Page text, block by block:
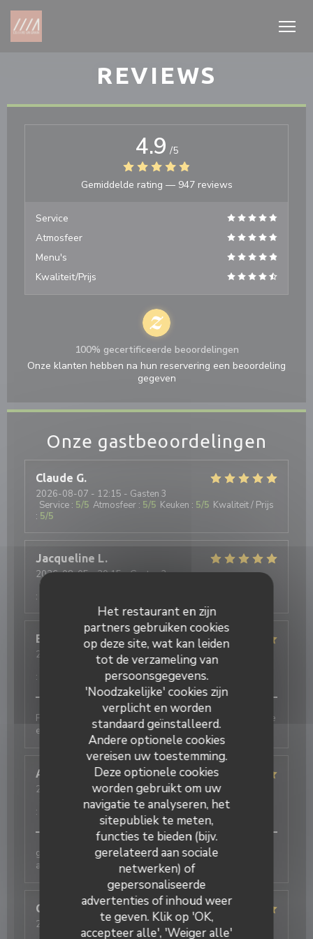
Cookies beheer paneel
Het restaurant en zijn
partners gebruiken cookies
op deze site, wat kan leiden
tot de verzameling van
persoonsgegevens.
'Noodzakelijke' cookies zijn
verplicht en worden
standaard geïnstalleerd.
Andere optionele cookies
vereisen uw toestemming.
Deze optionele cookies
worden gebruikt om uw
navigatie te analyseren, het
sitepubliek te meten,
functies te bieden (bijv.
gerelateerd aan sociale
netwerken) of
gepersonaliseerde
advertenties of inhoud weer
te geven. Klik op 'OK,
accepteer alle', 'Weiger alle'
REVIEWS
Onze gastbeoordelingen
Claude G
2026-08-07 - 12:15 - Gasten 3
Service : 5/5 Atmosfeer : 5/5 Keuken : 5/5 Kwaliteit / Prijs
: 5/5
Jacqueline L
2026-08-05- 20:15 - Gasten 3
Service
Kwaliteit / Prijs
:
Eric
2026-08-06
- 20:00 - Gasten 1
Atmosfeer:5 /5 Keuken:5/5 Kwaliteit / Prijs
:
Produits de qualité, cuisine fine et originale. Une belle
expérience
Annie
2026-08-05
- 12:30 - Gasten 2
/5 Atmosfeer:5 /5 Keuken:5/5 Kwaliteit / Prijs
:
galettes originales et délicieuses , bien
accompagnées par le cidre
Christelle B
2026-07-25
- 20:15 - Gasten 4
5/5 Atmosfeer:5/5 Keuken:5/5 Kwaliteit / Prijs
4.9 /5
Gemiddelde rating — 947 reviews
Service
Atmosfeer
Menu's
Kwaliteit/Prijs
100% gecertificeerde beoordelingen
Onze klanten hebben na hun reservering een beoordeling
gegeven